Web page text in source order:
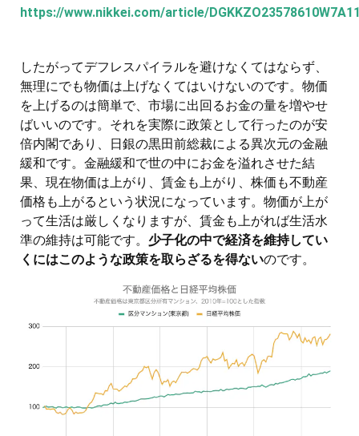
https://www.nikkei.com/article/
したがってデフレスパイラルを避けなくてはならず、
無理にでも物価は上げなくてはいけないのです。物価
を上げるのは簡単で、市場に出回るお金の量を増やせ
ばいいのです。それを実際に政策として行ったのが安
倍内閣であり、日銀の黒田前総裁による異次元の金融
緩和です。金融緩和で世の中にお金を溢れさせた結
果、現在物価は上がり、賃金も上がり、株価も不動産
価格も上がるという状況になっています。物価が上が
って生活は厳しくなりますが、賃金も上がれば生活水
準の維持は可能です。 少子化の中で経済を維持してい
くにはこのような政策を取らざるを得ないのです。